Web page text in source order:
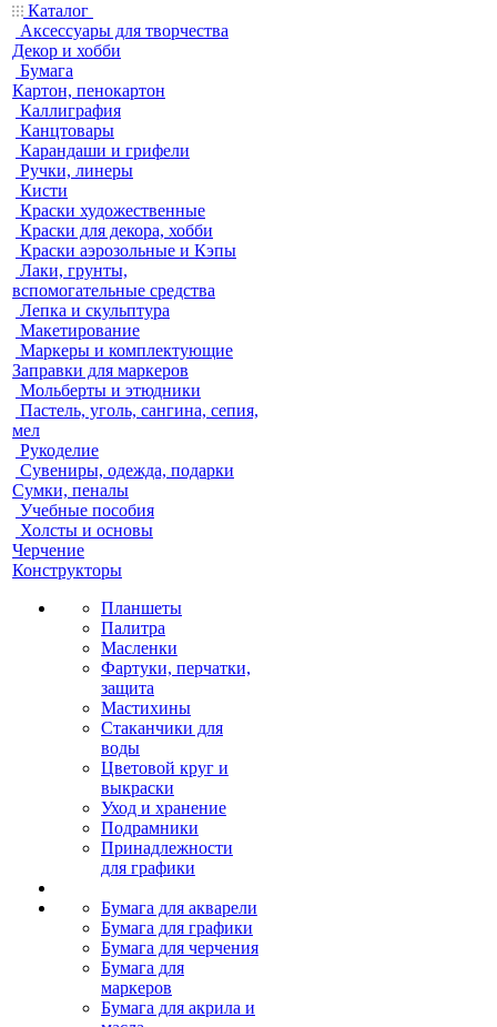
Каталог
Аксессуары для творчества
Декор и хобби
Бумага
Картон, пенокартон
Каллиграфия
Канцтовары
Карандаши и грифели
Ручки, линеры
Кисти
Краски художественные
Краски для декора, хобби
Краски аэрозольные и Кэпы
Лаки, грунты,
вспомогательные средства
Лепка и скульптура
Макетирование
Маркеры и комплектующие
Заправки для маркеров
Мольберты и этюдники
Пастель, уголь, сангина, сепия,
мел
Рукоделие
Сувениры, одежда, подарки
Сумки, пеналы
Учебные пособия
Холсты и основы
Черчение
Конструкторы
Планшеты
Палитра
Масленки
Фартуки, перчатки,
защита
Мастихины
Стаканчики для
воды
Цветовой круг и
выкраски
Уход и хранение
Подрамники
Принадлежности
для графики
Бумага для акварели
Бумага для графики
Бумага для черчения
Бумага для
маркеров
Бумага для акрила и